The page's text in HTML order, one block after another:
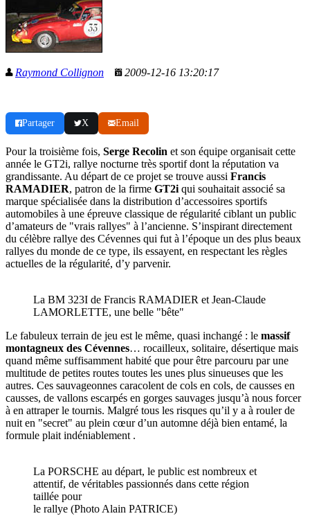
Raymond Collignon 2009-12-16 13:20:17
Partager X Email
Pour la troisième fois, Serge Recolin et son équipe organisait cette
année le GT2i, rallye nocturne très sportif dont la réputation va
grandissante. Au départ de ce projet se trouve aussi Francis
RAMADIER, patron de la firme GT2iqui souhaitait associé sa
marque spécialisée dans la distribution d’accessoires sportifs
automobiles à une épreuve classique de régularité ciblant un public
d’amateurs de "vrais rallyes" à l’ancienne. S’inspirant directement
du célèbre rallye des Cévennes qui fut à l’époque un des plus beaux
rallyes du monde de ce type, ils essayent, en respectant les règles
actuelles de la régularité, d’y parvenir.
La BM 323I de Francis RAMADIER et Jean-Claude
LAMORLETTE, une belle "bête"
Le fabuleux terrain de jeu est le même, quasi inchangé : le massif
montagneux des Cévennes… rocailleux, solitaire, désertique mais
quand même suffisamment habité que pour être parcouru par une
multitude de petites routes toutes les unes plus sinueuses que les
autres. Ces sauvageonnes caracolent de cols en cols, de causses en
causses, de vallons escarpés en gorges sauvages jusqu’à nous forcer
à en attraper le tournis. Malgré tous les risques qu’il y a à rouler de
nuit en "secret" au plein cœur d’un automne déjà bien entamé, la
formule plait indéniablement .
La PORSCHE au départ, le public est nombreux et
attentif, de véritables passionnés dans cette région
taillée pour
le rallye (Photo Alain PATRICE)